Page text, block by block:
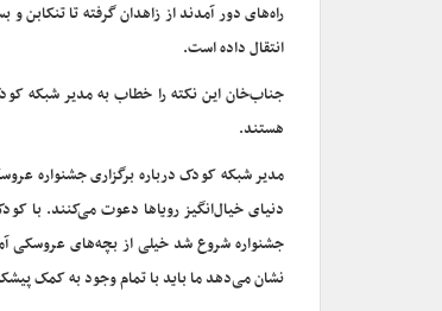
راه‌های دور آمدند از زاهدان گرفته تا
انتقال داده است.
جناب‌خان این نکته را خطاب به مدیر شبکه
هستند.
مدیر شبکه کودک درباره برگزاری جشنواره
دنیای خیال‌انگیز رویا‌ها دعوت می‌کنند. با
نشان می‌دهد ما باید با تمام وجود به کمک